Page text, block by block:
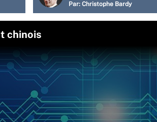
Par: Christophe Bardy
chinois